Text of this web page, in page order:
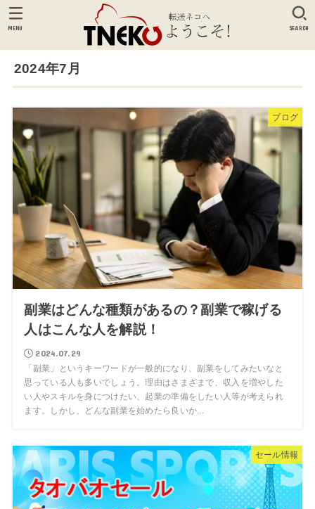
SEARCH
MENU
2024年7月
ブログ
副業はどんな種類があるの？副業で稼げる
人はこんな人を解説！
2024.07.29
「副業」というキーワードが一般的になり、副業をしてみたいなと
思っている人も多いでしょう。理由はさまざまで、収入を増やした
い人やスキルを身につけたい、起業の準備をしたい人等が考えられ
ます。しかし、どんな副業を始めたら良いか...
セール情報